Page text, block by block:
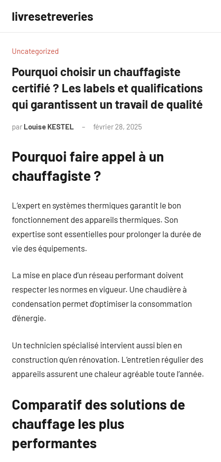
contenu
livresetreveries
Uncategorized
Pourquoi choisir un chauffagiste
certifié ? Les labels et qualifications
qui garantissent un travail de qualité
par Louise KESTEL février 28, 2025
Pourquoi faire appel à un
chauffagiste ?
L’expert en systèmes thermiques garantit le bon
fonctionnement des appareils thermiques. Son
expertise sont essentielles pour prolonger la durée de
vie des équipements.
La mise en place d’un réseau performant doivent
respecter les normes en vigueur. Une chaudière à
condensation permet d’optimiser la consommation
d’énergie.
Un technicien spécialisé intervient aussi bien en
construction qu’en rénovation. L’entretien régulier des
appareils assurent une chaleur agréable toute l’année.
Comparatif des solutions de
chauffage les plus
performantes